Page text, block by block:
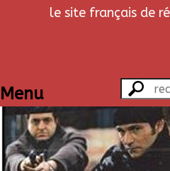
le site français de
Menu